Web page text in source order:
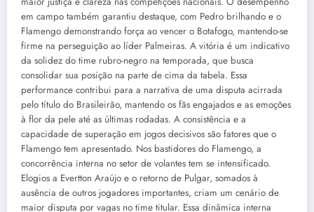
em campo também garantiu destaque, com Pedro brilhando e o
Flamengo demonstrando força ao vencer o Botafogo, mantendo-se
firme na perseguição ao líder Palmeiras. A vitória é um indicativo
da solidez do time rubro-negro na temporada, que busca
consolidar sua posição na parte de cima da tabela. Essa
performance contribui para a narrativa de uma disputa acirrada
pelo título do Brasileirão, mantendo os fãs engajados e as emoções
à flor da pele até as últimas rodadas. A consistência e a
capacidade de superação em jogos decisivos são fatores que o
Flamengo tem apresentado. Nos bastidores do Flamengo, a
concorrência interna no setor de volantes tem se intensificado.
Elogios a Evertton Araújo e o retorno de Pulgar, somados à
ausência de outros jogadores importantes, criam um cenário de
maior disputa por vagas no time titular. Essa dinâmica interna